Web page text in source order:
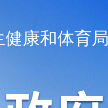
健康和体育